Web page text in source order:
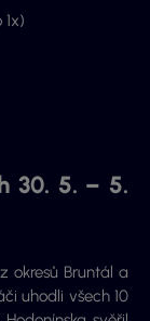
1x)
30. 5. – 5.
okresů Bruntál a
uhodli všech 10